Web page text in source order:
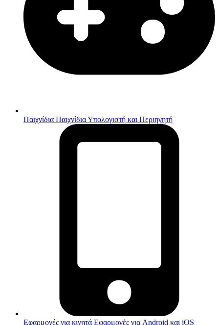
Παιχνίδια Παιχνίδια Υπολογιστή και Περιηγητή
Εφαρμογές για κινητά Εφαρμογές για Android και iOS